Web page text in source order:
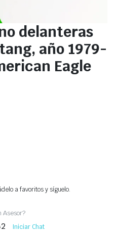
delanteras
año 1979-
Eagle
a favoritos y síguelo.
Iniciar Chat